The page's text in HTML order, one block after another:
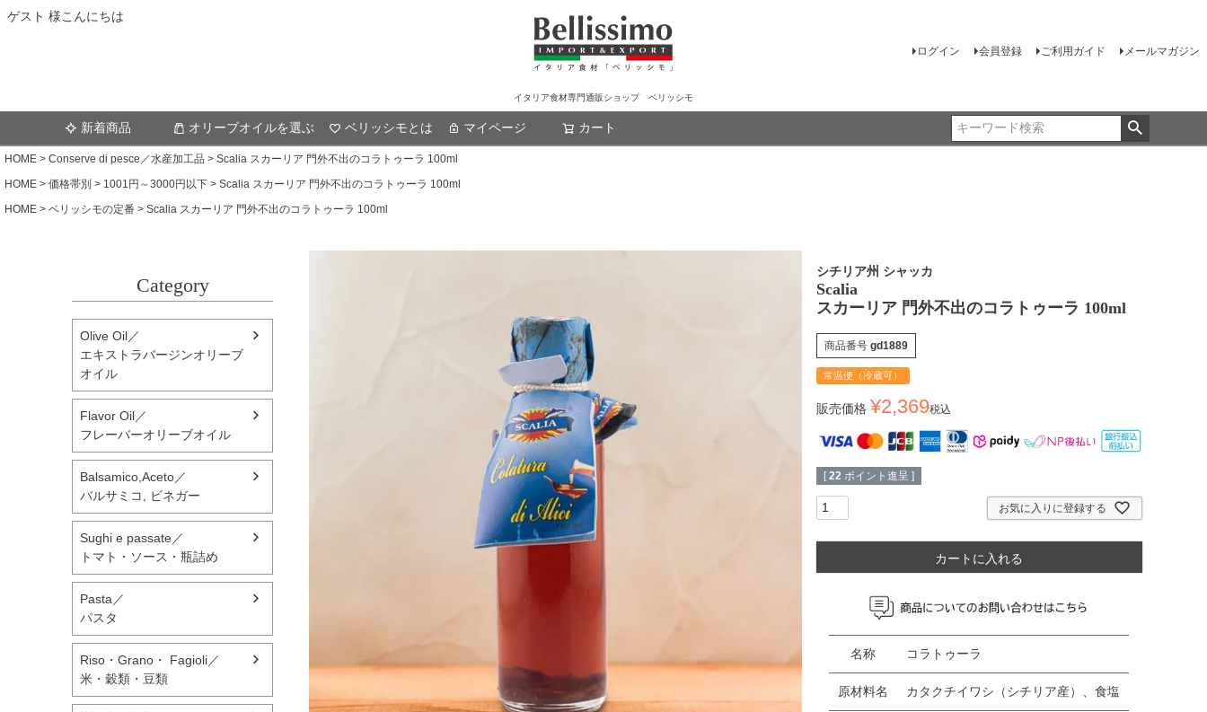
ゲスト 様こんにちは
イタリア食材専門通販ショップ ベリッシモ
ログイン 会員登録 ご利用ガイド メールマガジン
新着商品 オリーブオイルを選ぶ ベリッシモとは マイページ カート
HOME Conserve di pesce／水産加工品
Scalia スカーリア 門外不出のコラトゥーラ 100ml
HOME
価格帯別 1001円～3000円以下
Scalia スカーリア 門外不出のコラトゥーラ 100ml
HOME
ベリッシモの定番 Scalia スカーリア 門外不出のコラトゥーラ 100ml
Category
Olive Oil／
エキストラバージンオリーブ
オイル
Flavor Oil／
フレーバーオリーブオイル
Balsamico,Aceto／
バルサミコ, ビネガー
Sughi e passate／
トマト・ソース・瓶詰め
Pasta／
パスタ
Riso・Grano・ Fagioli／
米・穀類・豆類
シチリア州 シャッカ
Scalia
スカーリア 門外不出のコラトゥーラ 100ml
商品番号 gd1889
常温便（冷蔵可）
販売価格 ¥2,369税込
[ 22 ポイント進呈 ]
お気に入りに登録する
カートに入れる
名称 コラトゥーラ
原材料名 カタクチイワシ（シチリア産）、食塩